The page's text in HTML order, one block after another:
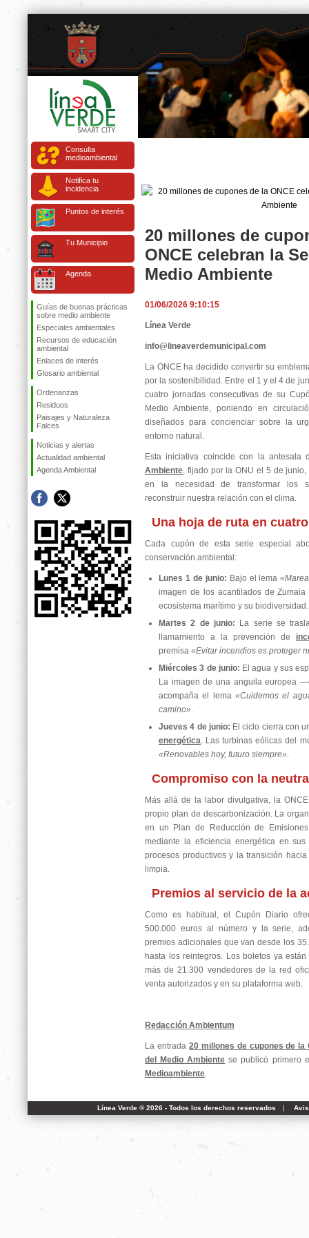
Consulta
medioambiental
Notifica tu
incidencia
Puntos de interés
Tu Municipio
Agenda
Guías de buenas prácticas
sobre medio ambiente
Especiales ambientales
Recursos de educación
ambiental
Enlaces de interés
Glosario ambiental
Ordenanzas
Residuos
Paisajes y Naturaleza
Falces
Noticias y alertas
Actualidad ambiental
Agenda Ambiental
20 millones de
ONCE celebran la
Medio Ambiente
01/06/2026 9:10:15
Línea Verde
info@lineaverdemunicipal.com
La ONCE ha decidido convertir su
por la sostenibilidad. Entre el 1 y el 4 de
cuatro jornadas consecutivas de su
Medio Ambiente, poniendo en
diseñados para concienciar sobre la
entorno natural.
Esta iniciativa coincide con la antesala
Ambiente, fijado por la ONU el 5 de
en la necesidad de transformar los
reconstruir nuestra relación con el clima.
Una hoja de ruta en
Cada cupón de esta serie especial
conservación ambiental:
Lunes 1 de junio: Bajo el lema
imagen de los acantilados de
ecosistema marítimo y su biodiversidad.
Martes 2 de junio: La serie se
llamamiento a la prevención de
premisa «Evitar incendios es proteger
Miércoles 3 de junio: El agua y sus
La imagen de una anguila europea
acompaña el lema«Cuidemos el
camino».
Jueves 4 de junio: El ciclo cierra con
energética. Las turbinas eólicas del
«Renovables hoy, futuro siempre».
Compromiso con la
Más allá de la labor divulgativa, la
propio plan de descarbonización. La
en un Plan de Reducción de
mediante la eficiencia energética en
procesos productivos y la transición
limpia.
Premios al servicio de la
Como es habitual, el Cupón Diario
500.000 euros al número y la serie,
premios adicionales que van desde los
hasta los reintegros. Los boletos ya
más de 21.300 vendedores de la red
venta autorizados y en su plataforma web.
Redacción Ambientum
La entrada 20 millones de cupones de la
del Medio Ambiente se publicó primero
Medioambiente.
Línea Verde ® 2026 - Todos los derechos reservados |